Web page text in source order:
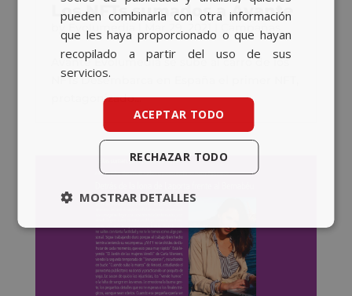
Los NFTs sumados a Avante
by Evolumedia Mar 29, 2021 Campañas
Avante Evolumedia se sube al carro de los
NFTs Desembarca en España el primer NFT,
protagonizado...
pueden combinarla con otra información
que les haya proporcionado o que hayan
recopilado a partir del uso de sus
servicios.
ACEPTAR TODO
RECHAZAR TODO
MOSTRAR DETALLES